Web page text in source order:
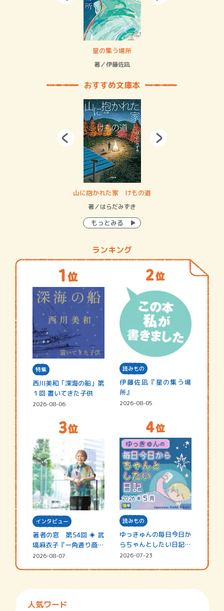
星の集う場所
著／伊藤佐凪
おすすめ文庫本
山に抱かれた家 けもの道
著／はらだみずき
もっとみる
ランキング
特集
西川美和「深海の船」第
１回 置いてきた子供
2026-08-06
読みもの
伊藤佐凪『星の集う場
所』
2026-08-05
インタビュー
著者の窓 第54回 ◈ 武
塙麻衣子『一角通り商店
街の…
2026-08-07
読みもの
ゆっきゅんの毎日今日か
らちゃんとしたい日記
☆202…
2026-07-23
人気ワード